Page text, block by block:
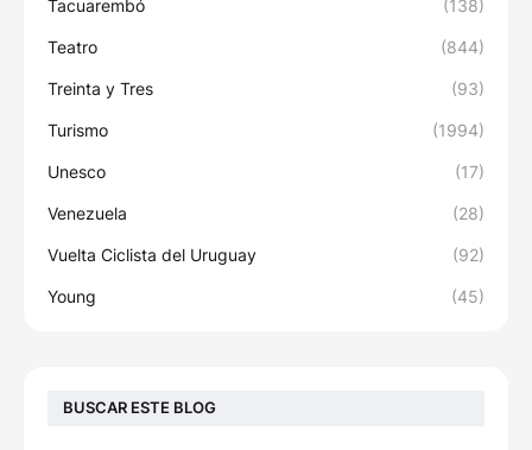
Tacuarembó (138)
Teatro (844)
Treinta y Tres (93)
Turismo (1994)
Unesco (17)
Venezuela (28)
Vuelta Ciclista del Uruguay (92)
Young (45)
BUSCAR ESTE BLOG